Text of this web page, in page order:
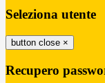
Seleziona utente
button close ×
Recupero